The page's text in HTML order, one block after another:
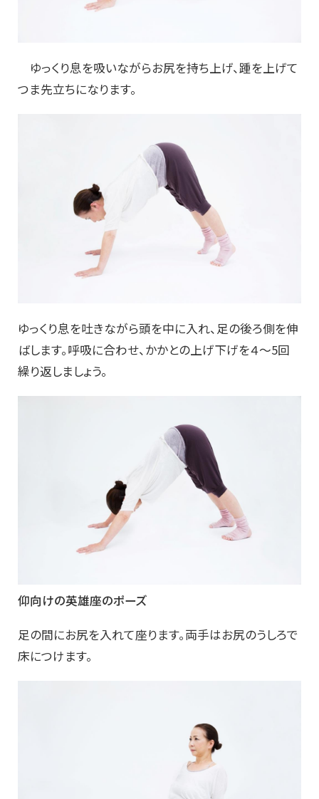
ゆっくり息を吸いながらお尻を持ち上げ、踵を上げて
つま先立ちになります。
ゆっくり息を吐きながら頭を中に入れ、足の後ろ側を伸
ばします。呼吸に合わせ、かかとの上げ下げを４～5回
繰り返しましょう。
仰向けの英雄座のポーズ
足の間にお尻を入れて座ります。両手はお尻のうしろで
床につけます。